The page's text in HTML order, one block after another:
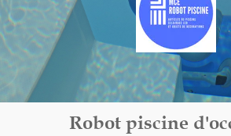
Robot piscine